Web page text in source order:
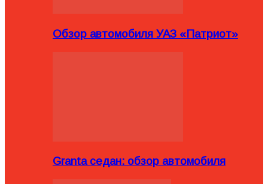
Обзор автомобиля УАЗ «Патриот»
Granta седан: обзор автомобиля